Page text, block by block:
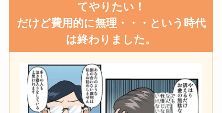
てやりたい！
だけど費用的に無理・・・という時代
は終わりました。